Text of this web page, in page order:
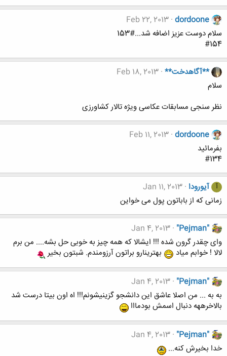
dordoone
Feb 22, 2013
سلام دوست عزیز اضافه شد...#153
#154
**آگاهدخت** Feb 18, 2013
سلام
نظر سنجی مسابقات عکاسی ویژه تالار کشاورزی
dordoone
Feb 11, 2013
بفرمائید
#134
آ آیورودا Jan 11, 2013
زمانی که از باباتون پول می خواین
"Pejman"
Jan 4, 2013
وای چقدر گرون شده !!! ایشالا که همه چیز به خوبی حل بشه.... من برم
لالا ! خوابم میاد
بهترینارو براتون آرزومندم. شبتون بخیر
"Pejman"
Jan 4, 2013
به به ... من اصلا عاشق این دانشجو گزینیشونم!!! اه اون بیتا درست شد
بالاخرههه دنبال اسمش بودمااا
"Pejman"
Jan 4, 2013
خدا بخیرش کنه...